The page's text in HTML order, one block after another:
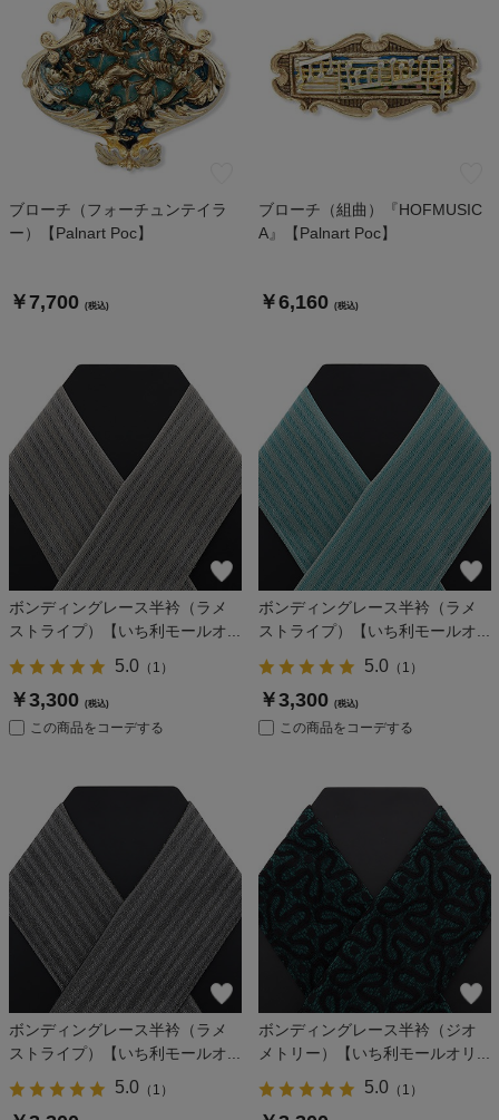
ブローチ（フォーチュンテイラ
ー）【Palnart Poc】
￥7,700 (税込)
ブローチ（組曲）『HOFMUSIC
A』【Palnart Poc】
￥6,160 (税込)
ボンディングレース半衿（ラメ
ストライプ）【いち利モールオ...
5.0（ 1 ）
￥3,300 (税込)
この商品をコーデする
ボンディングレース半衿（ラメ
ストライプ）【いち利モールオ...
5.0（ 1 ）
￥3,300 (税込)
この商品をコーデする
ボンディングレース半衿（ラメ
ストライプ）【いち利モールオ...
5.0（ 1 ）
ボンディングレース半衿（ジオ
メトリー）【いち利モールオリ...
5.0（ 1 ）